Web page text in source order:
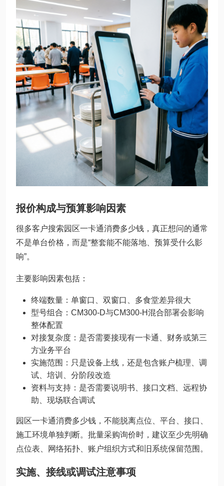
报价构成与预算影响因素
很多客户搜索园区一卡通消费多少钱，真正想问的通常
不是单台价格，而是“整套能不能落地、预算受什么影
响”。
主要影响因素包括：
终端数量：单窗口、双窗口、多食堂差异很大
型号组合：CM300-D与CM300-H混合部署会影响
整体配置
对接复杂度：是否需要接现有一卡通、财务或第三
方业务平台
实施范围：只是设备上线，还是包含账户梳理、调
试、培训、分阶段改造
资料与支持：是否需要说明书、接口文档、远程协
助、现场联合调试
园区一卡通消费多少钱，不能脱离点位、平台、接口、
施工环境单独判断。批量采购询价时，建议至少先明确
点位表、网络拓扑、账户组织方式和旧系统保留范围。
实施、接线或调试注意事项